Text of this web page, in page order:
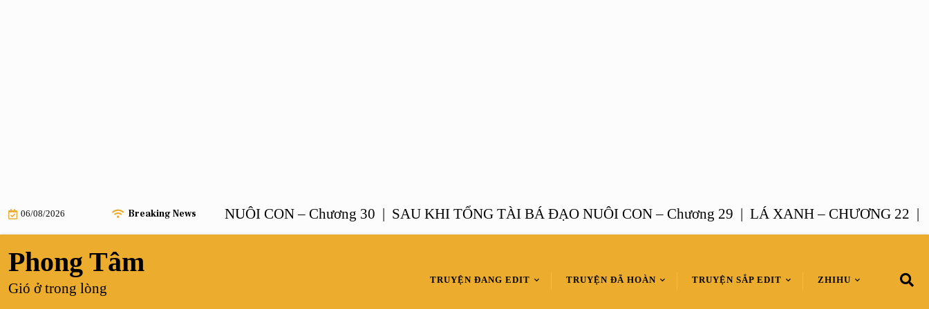
Skip
content
06/08/2026 Breaking News
KHI TỔNG TÀI BÁ ĐẠO NUÔI CON – Chương 30 |SAU KHI TỔNG TÀI BÁ ĐẠO NUÔI CON – Chương 29 |LÁ XANH – CHƯƠNG 22 |HÔN
Phong Tâm
Gió ở trong lòng
TRUYỆN ĐANG EDIT TRUYỆN ĐÃ HOÀN TRUYỆN SẮP EDIT ZHIHU